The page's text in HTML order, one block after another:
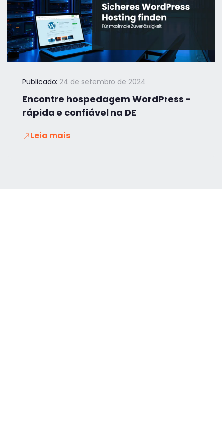
Publicado: 24 de setembro de 2024
Encontre hospedagem WordPress -
rápida e confiável na DE
Leia mais